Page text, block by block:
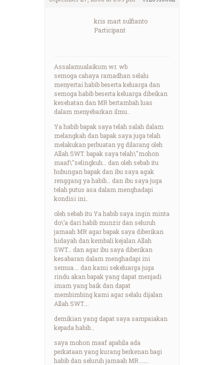
kris mart sulfianto
Participant
Assalamualaikum wr. wb
semoga cahaya ramadhan selalu
menyertai habib beserta keluarga dan
semoga habib beserta keluarga dibeikan
kesehatan dan MR bertambah luas
dalam menyebarkan ilmu..
Ya habib bapak saya telah salah dalam
melangkah dan bapak saya juga telah
melakukan perbuatan yg dilarang oleh
Allah SWT. bapak saya telah\"mohon
maaf\"selingkuh… dan oleh sebab itu
hubungan bapak dan ibu saya agak
renggang ya habib… dan ibu saya juga
telah putus asa dalam menghadapi
kondisi ini..
oleh sebab itu Ya habib saya ingin minta
do\’a dari habib munzir dan seluruh
jamaah MR agar bapak saya diberikan
hidayah dan kembali kejalan Allah
SWT… dan agar ibu saya diberikan
kesabaran dalam menghadapi ini
semua…. dan kami sekeluarga juga
rindu akan bapak yang dapat menjadi
imam yang baik dan dapat
membimbing kami agar selalu dijalan
Allah SWT….
demikian yang dapat saya sampaiakan
kepada habib…
saya mohon maaf apabila ada
perkataan yang kurang berkenan bagi
habib dan seluruh jamaah MR…….